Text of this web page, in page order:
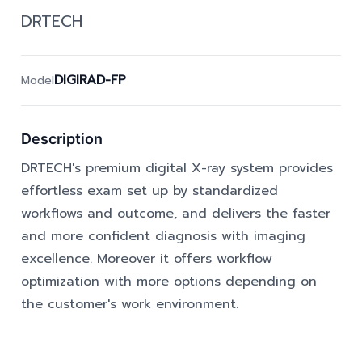
DRTECH
ModelDIGIRAD-FP
Description
DRTECH's premium digital X-ray system provides
effortless exam set up by standardized
workflows and outcome, and delivers the faster
and more confident diagnosis with imaging
excellence. Moreover it offers workflow
optimization with more options depending on
the customer's work environment.